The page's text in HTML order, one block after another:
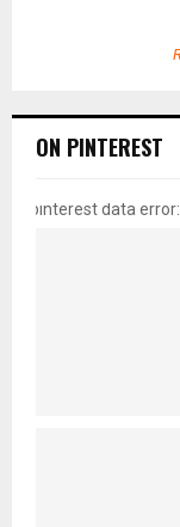
ON PINTEREST
pinterest data